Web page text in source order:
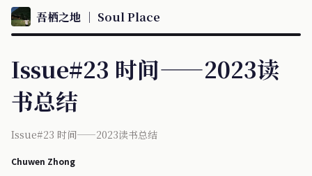
吾栖之地 ｜ Soul Place
Issue#23 时间——2023读
书总结
Issue#23 时间——2023读书总结
Chuwen Zhong